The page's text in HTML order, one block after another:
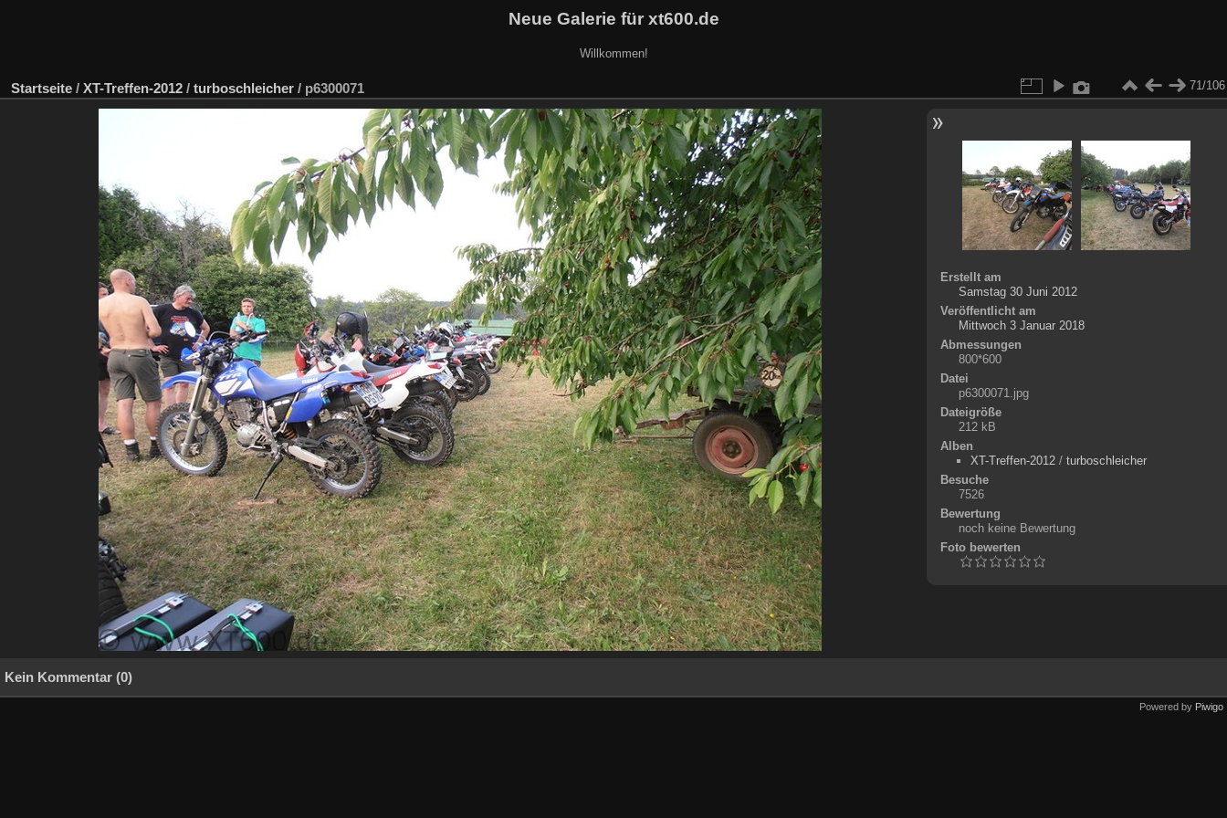
Neue Galerie für xt600.de
Willkommen!
Startseite / XT-Treffen-2012 / turboschleicher / p6300071 71/106
Erstellt am
Samstag 30 Juni 2012
Veröffentlicht am
Mittwoch 3 Januar 2018
Abmessungen
800*600
Datei
p6300071.jpg
Dateigröße
212 kB
Alben
XT-Treffen-2012/ turboschleicher
Besuche
7526
Bewertung
noch keine Bewertung
Foto bewerten
Kein Kommentar (0)
Powered by Piwigo